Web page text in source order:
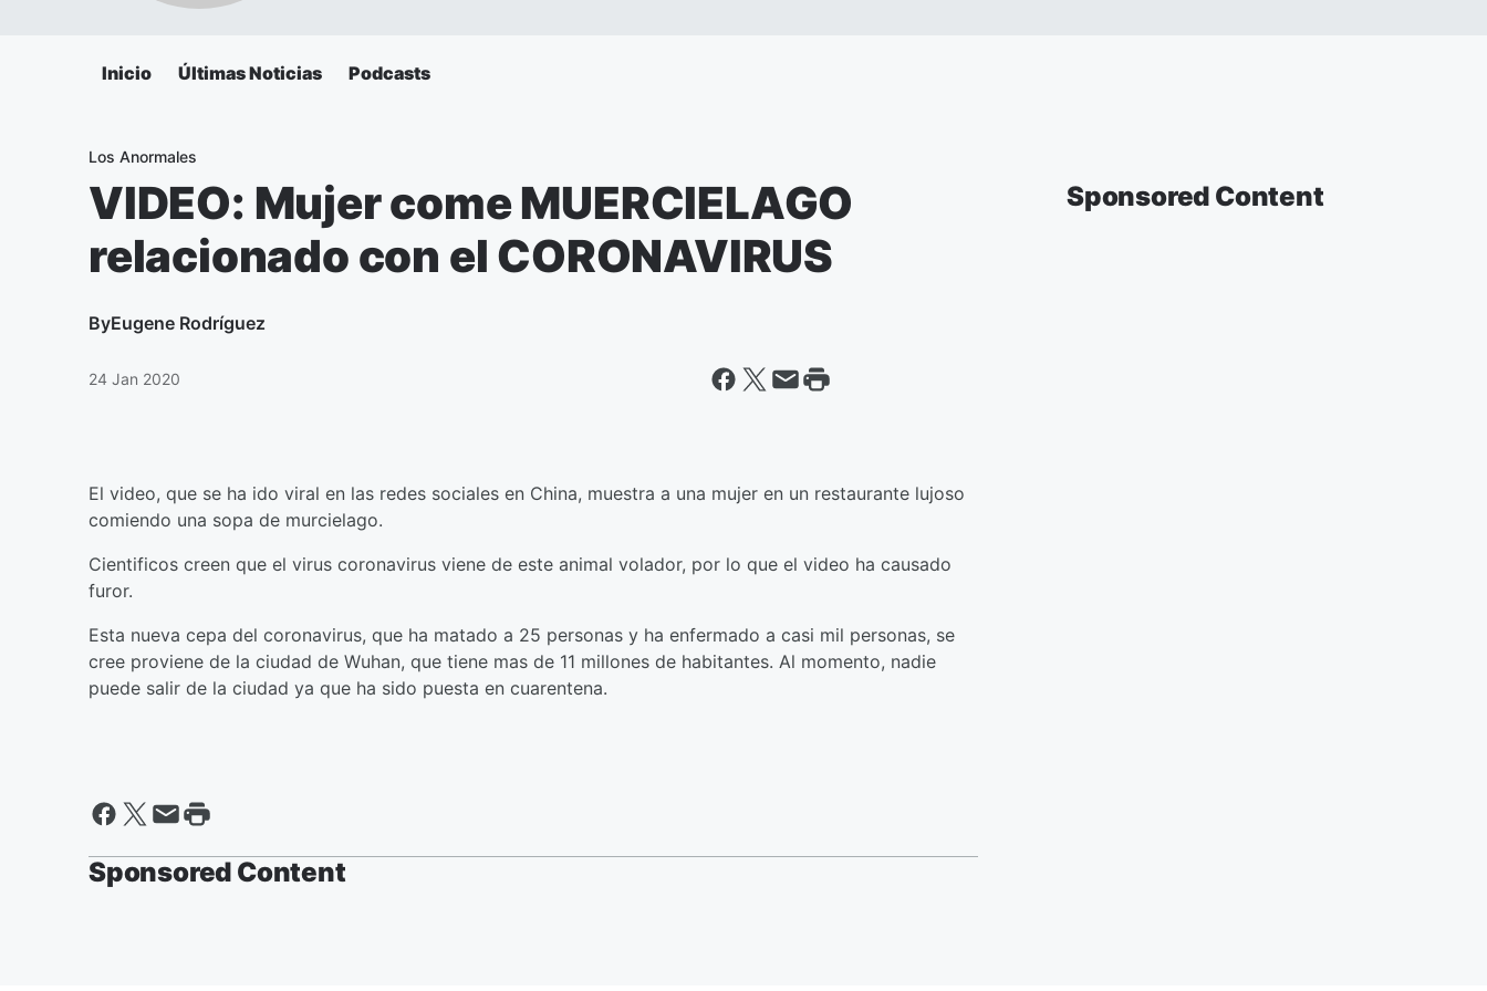
Inicio Últimas Noticias Podcasts
Los Anormales
VIDEO: Mujer come MUERCIELAGO
relacionado con el CORONAVIRUS
ByEugene Rodríguez
24 Jan 2020
El video, que se ha ido viral en las redes sociales en China, muestra a una mujer en un restaurante lujoso
comiendo una sopa de murcielago.
Cientificos creen que el virus coronavirus viene de este animal volador, por lo que el video ha causado
furor.
Esta nueva cepa del coronavirus, que ha matado a 25 personas y ha enfermado a casi mil personas, se
cree proviene de la ciudad de Wuhan, que tiene mas de 11 millones de habitantes. Al momento, nadie
puede salir de la ciudad ya que ha sido puesta en cuarentena.
Sponsored Content
Sponsored Content